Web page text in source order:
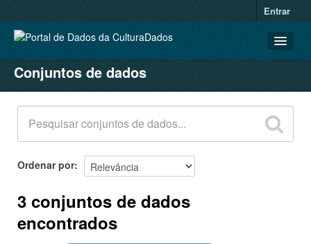
Entrar
CONJUNTOS DE DADOS
ORGANIZAÇÕES
GRUPOS
SOBRE
Conjuntos de dados
Ordenar por
3 conjuntos de dados
encontrados